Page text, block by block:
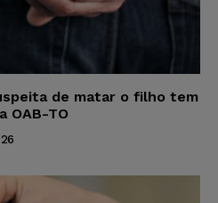
de matar o filho tem
OAB-TO